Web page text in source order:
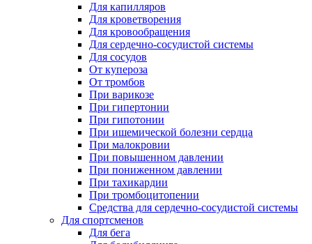
Для капилляров
Для кроветворения
Для кровообращения
Для сердечно-сосудистой системы
Для сосудов
От купероза
От тромбов
При варикозе
При гипертонии
При гипотонии
При ишемической болезни сердца
При малокровии
При повышенном давлении
При пониженном давлении
При тахикардии
При тромбоцитопении
Средства для сердечно-сосудистой системы
Для спортсменов
Для бега